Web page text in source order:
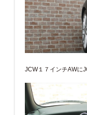
JCW１７インチAWに